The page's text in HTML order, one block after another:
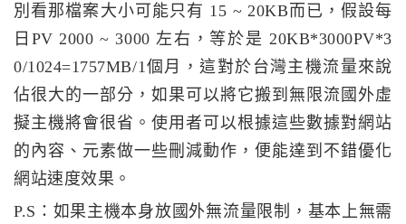
別看那檔案大小可能只有 15 ~ 20KB而已，假設每
日PV 2000 ~ 3000 左右，等於是 20KB*3000PV*3
0/1024=1757MB/1個月，這對於台灣主機流量來說
佔很大的一部分，如果可以將它搬到無限流國外虛
擬主機將會很省。使用者可以根據這些數據對網站
的內容、元素做一些刪減動作，便能達到不錯優化
網站速度效果。
P.S：如果主機本身放國外無流量限制，基本上無需